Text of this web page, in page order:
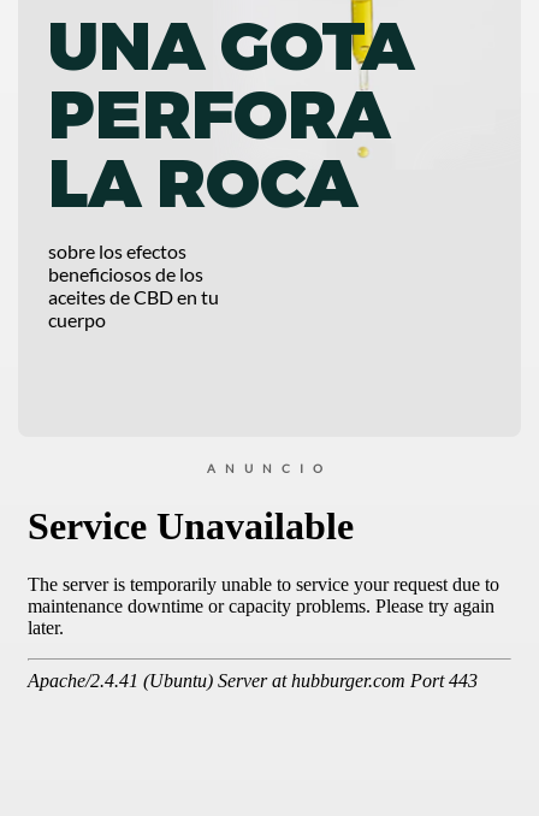
UNA GOTA
PERFORA
LA ROCA
sobre los efectos
beneficiosos de los
aceites de CBD en tu
cuerpo
ANUNCIO